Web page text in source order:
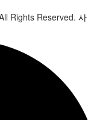
Rights Reserved. 사